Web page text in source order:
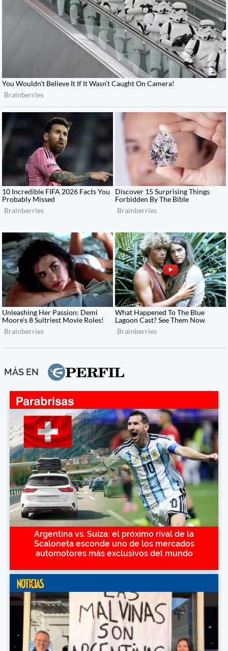
MÁS EN
Argentina vs. Suiza: el próximo rival de la
Scaloneta esconde uno de los mercados
automotores más exclusivos del mundo